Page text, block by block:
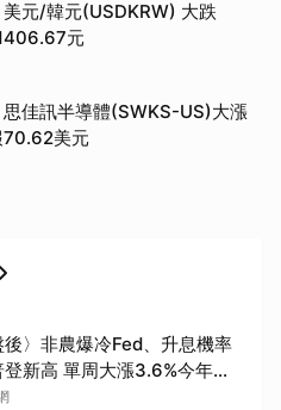
元/韓元(USDKRW) 大跌
元
佳訊半導體(SWKS-US)大漲
70.62美元
後〉非農爆冷Fed、升息機率
新高 單周大漲3.6%今年來